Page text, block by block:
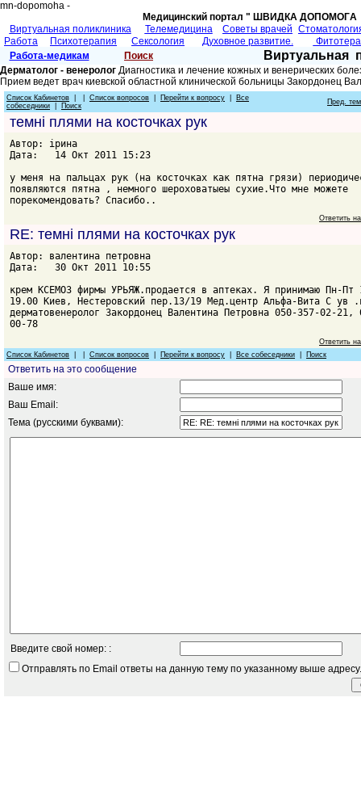
mn-dopomoha -
Медицинский портал " ШВИДКА
Виртуальная поликлиника
Телемедицина Советы врачей
Работа
Психотерапия Сексология Духовное развитие.
Работа-медикам
Поиск Виртуальная
Дерматолог - венеролог Диагностика и лечение кожных и венерических
Прием ведет врач киевской областной клинической больницы Закордонец
Список Кабинетов Список вопросов Перейти к вопросу
Все
собеседники
Поиск Пред.
темні плями на косточках рук
Автор: ірина
Дата: 14 Окт 2011 15:23
у меня на пальцах рук (на косточках как пятна грязи)
появляются пятна , немного шероховатыеы сухие.Что мне можете
порекомендовать? Спасибо..
Ответить
RE: темні плями на косточках рук
Автор: валентина петровна
Дата: 30 Окт 2011 10:55
крем КСЕМОЗ фирмы УРЬЯЖ.продается в аптеках. Я принимаю Пн-Пт
19.00 Киев, Нестеровский пер.13/19 Мед.центр Альфа-Вита С ув
дерматовенеролог Закордонец Валентина Петровна 050-357-02-21,
00-78
Ответить
Список Кабинетов
Список вопросов Перейти к вопросу Все собеседники Поиск
Ответить на это сообщение
Ваше имя:
Ваш Email:
Тема (русскими буквами):
Введите свой номер: :
Отправлять по Email ответы на данную тему по указанному выше адресу.